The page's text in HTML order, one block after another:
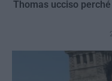
Thomas ucciso